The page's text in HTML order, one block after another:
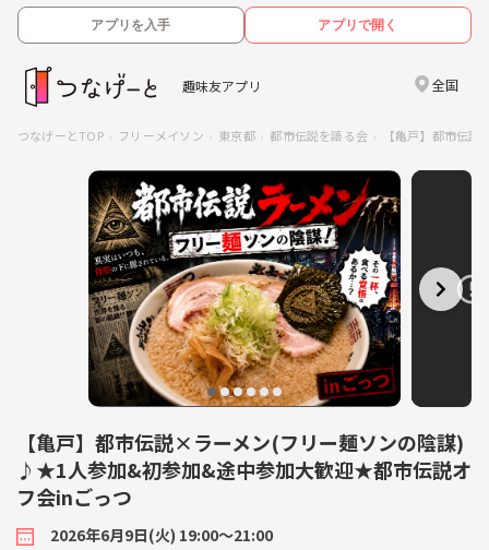
アプリを入手 アプリで開く
趣味友アプリ 全国
つなげーとTOP フリーメイソン 東京都 都市伝説を語る会 【亀戸】都市伝
【亀戸】都市伝説×ラーメン(フリー麺ソンの陰謀)
♪★1人参加&初参加&途中参加大歓迎★都市伝説オ
フ会inごっつ
2026年6月9日(火) 19:00〜21:00